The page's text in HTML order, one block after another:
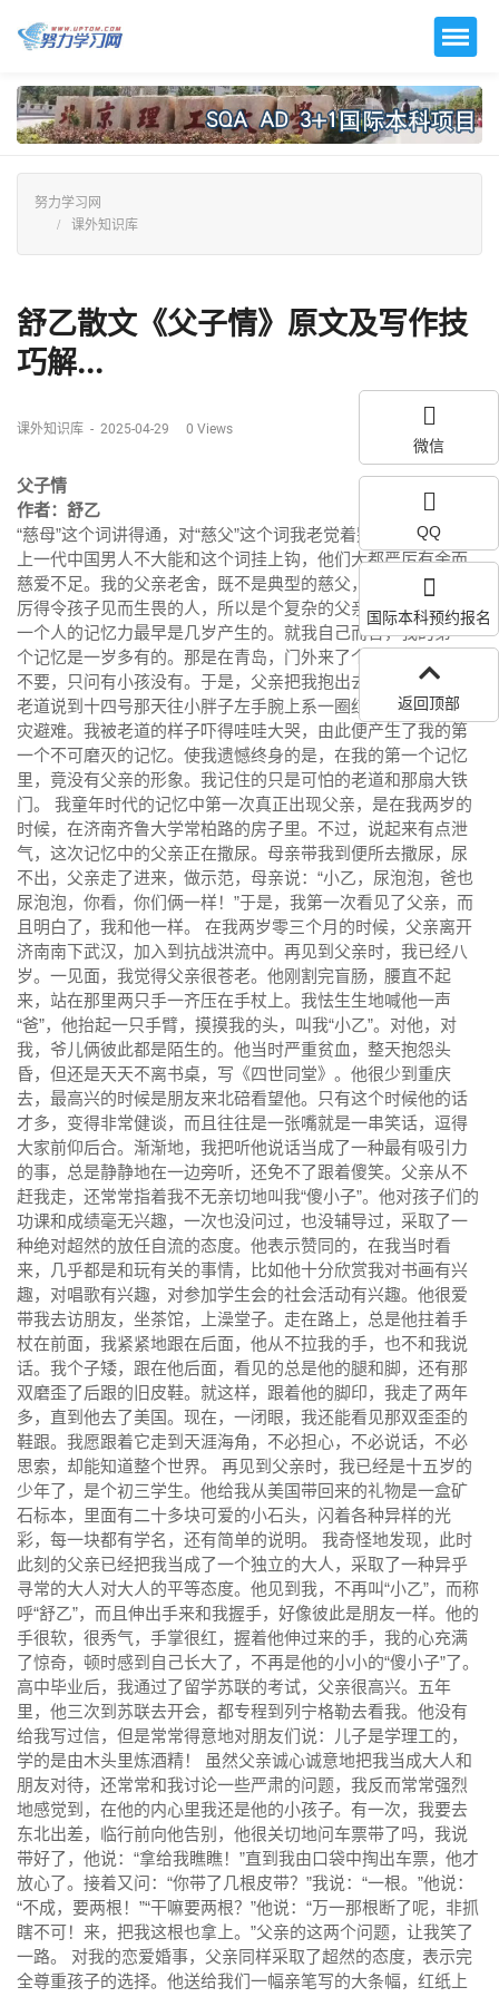
努力学习网
课外知识库
舒乙散文《父子情》原文及写作技
巧解...
课外知识库 - 2025-04-29 0 Views
父子情
作者：舒乙
“慈母”这个词讲得通，对“慈父”这个词我老觉着别扭。依我看，
上一代中国男人不大能和这个词挂上钩，他们大都严厉有余而
慈爱不足。我的父亲老舍，既不是典型的慈父，也不是那种严
厉得令孩子见而生畏的人，所以是个复杂的父亲。 我不知道，
一个人的记忆力最早是几岁产生的。就我自己而言，我的第一
个记忆是一岁多有的。那是在青岛，门外来了个老道，什么也
不要，只问有小孩没有。于是，父亲把我抱出去。看见了我，
老道说到十四号那天往小胖子左手腕上系一圈红线，就可以消
灾避难。我被老道的样子吓得哇哇大哭，由此便产生了我的第
一个不可磨灭的记忆。使我遗憾终身的是，在我的第一个记忆
里，竟没有父亲的形象。我记住的只是可怕的老道和那扇大铁
门。 我童年时代的记忆中第一次真正出现父亲，是在我两岁的
时候，在济南齐鲁大学常柏路的房子里。不过，说起来有点泄
气，这次记忆中的父亲正在撒尿。母亲带我到便所去撒尿，尿
不出，父亲走了进来，做示范，母亲说：“小乙，尿泡泡，爸也
尿泡泡，你看，你们俩一样！”于是，我第一次看见了父亲，而
且明白了，我和他一样。 在我两岁零三个月的时候，父亲离开
济南南下武汉，加入到抗战洪流中。再见到父亲时，我已经八
岁。一见面，我觉得父亲很苍老。他刚割完盲肠，腰直不起
来，站在那里两只手一齐压在手杖上。我怯生生地喊他一声
“爸”，他抬起一只手臂，摸摸我的头，叫我“小乙”。对他，对
我，爷儿俩彼此都是陌生的。他当时严重贫血，整天抱怨头
昏，但还是天天不离书桌，写 《四世同堂》 。他很少到重庆
去，最高兴的时候是朋友来北碚看望他。只有这个时候他的话
才多，变得非常健谈，而且往往是一张嘴就是一串笑话，逗得
大家前仰后合。渐渐地，我把听他说话当成了一种最有吸引力
的事，总是静静地在一边旁听，还免不了跟着傻笑。父亲从不
赶我走，还常常指着我不无亲切地叫我“傻小子”。他对孩子们的
功课和成绩毫无兴趣，一次也没问过，也没辅导过，采取了一
种绝对超然的放任自流的态度。他表示赞同的，在我当时看
来，几乎都是和玩有关的事情，比如他十分欣赏我对书画有兴
趣，对唱歌有兴趣，对参加学生会的社会活动有兴趣。他很爱
带我去访朋友，坐茶馆，上澡堂子。走在路上，总是他拄着手
杖在前面，我紧紧地跟在后面，他从不拉我的手，也不和我说
话。我个子矮，跟在他后面，看见的总是他的腿和脚，还有那
双磨歪了后跟的旧皮鞋。就这样，跟着他的脚印，我走了两年
多，直到他去了美国。现在，一闭眼，我还能看见那双歪歪的
鞋跟。我愿跟着它走到天涯海角，不必担心，不必说话，不必
思索，却能知道整个世界。 再见到父亲时，我已经是十五岁的
少年了，是个初三学生。他给我从美国带回来的礼物是一盒矿
石标本，里面有二十多块可爱的小石头，闪着各种异样的光
彩，每一块都有学名，还有简单的说明。 我奇怪地发现，此时
此刻的父亲已经把我当成了一个独立的大人，采取了一种异乎
寻常的大人对大人的平等态度。他见到我，不再叫“小乙”，而称
呼“舒乙”，而且伸出手来和我握手，好像彼此是朋友一样。他的
手很软，很秀气，手掌很红，握着他伸过来的手，我的心充满
了惊奇，顿时感到自己长大了，不再是他的小小的“傻小子”了。
高中毕业后，我通过了留学苏联的考试，父亲很高兴。五年
里，他三次到苏联去开会，都专程到列宁格勒去看我。他没有
给我写过信，但是常常得意地对朋友们说：儿子是学理工的，
学的是由木头里炼酒精！ 虽然父亲诚心诚意地把我当成大人和
朋友对待，还常常和我讨论一些严肃的问题，我反而常常强烈
地感觉到，在他的内心里我还是他的小孩子。有一次，我要去
东北出差，临行前向他告别，他很关切地问车票带了吗，我说
带好了，他说：“拿给我瞧瞧！”直到我由口袋中掏出车票，他才
放心了。接着又问：“你带了几根皮带？”我说：“一根。”他说：
“不成，要两根！”“干嘛要两根？”他说：“万一那根断了呢，非抓
瞎不可！来，把我这根也拿上。”父亲的这两个问题，让我笑了
一路。 对我的恋爱婚事，父亲同样采取了超然的态度，表示完
全尊重孩子的选择。他送给我们一幅亲笔写的大条幅，红纸上
微信
QQ
国际本科预约报名
返回顶部